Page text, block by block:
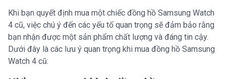
Khi bạn quyết định mua một chiếc đồng hồ Samsung Watch
4 cũ, việc chú ý đến các yếu tố quan trọng sẽ đảm bảo rằng
bạn nhận được một sản phẩm chất lượng và đáng tin cậy.
Dưới đây là các lưu ý quan trọng khi mua đồng hồ Samsung
Watch 4 cũ: